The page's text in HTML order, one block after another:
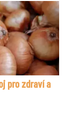
pro zdraví a